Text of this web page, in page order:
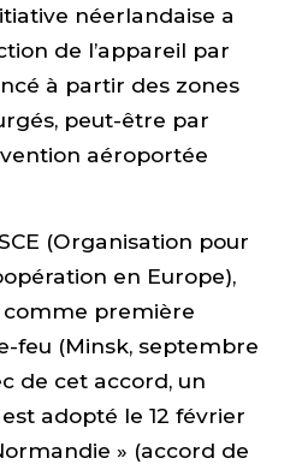
néerlandaise a
de l’appareil par
à partir des zones
peut-être par
aéroportée
(Organisation pour
en Europe),
première
feu (Minsk, septembre
de cet accord, un
adopté le 12 février
» (accord de